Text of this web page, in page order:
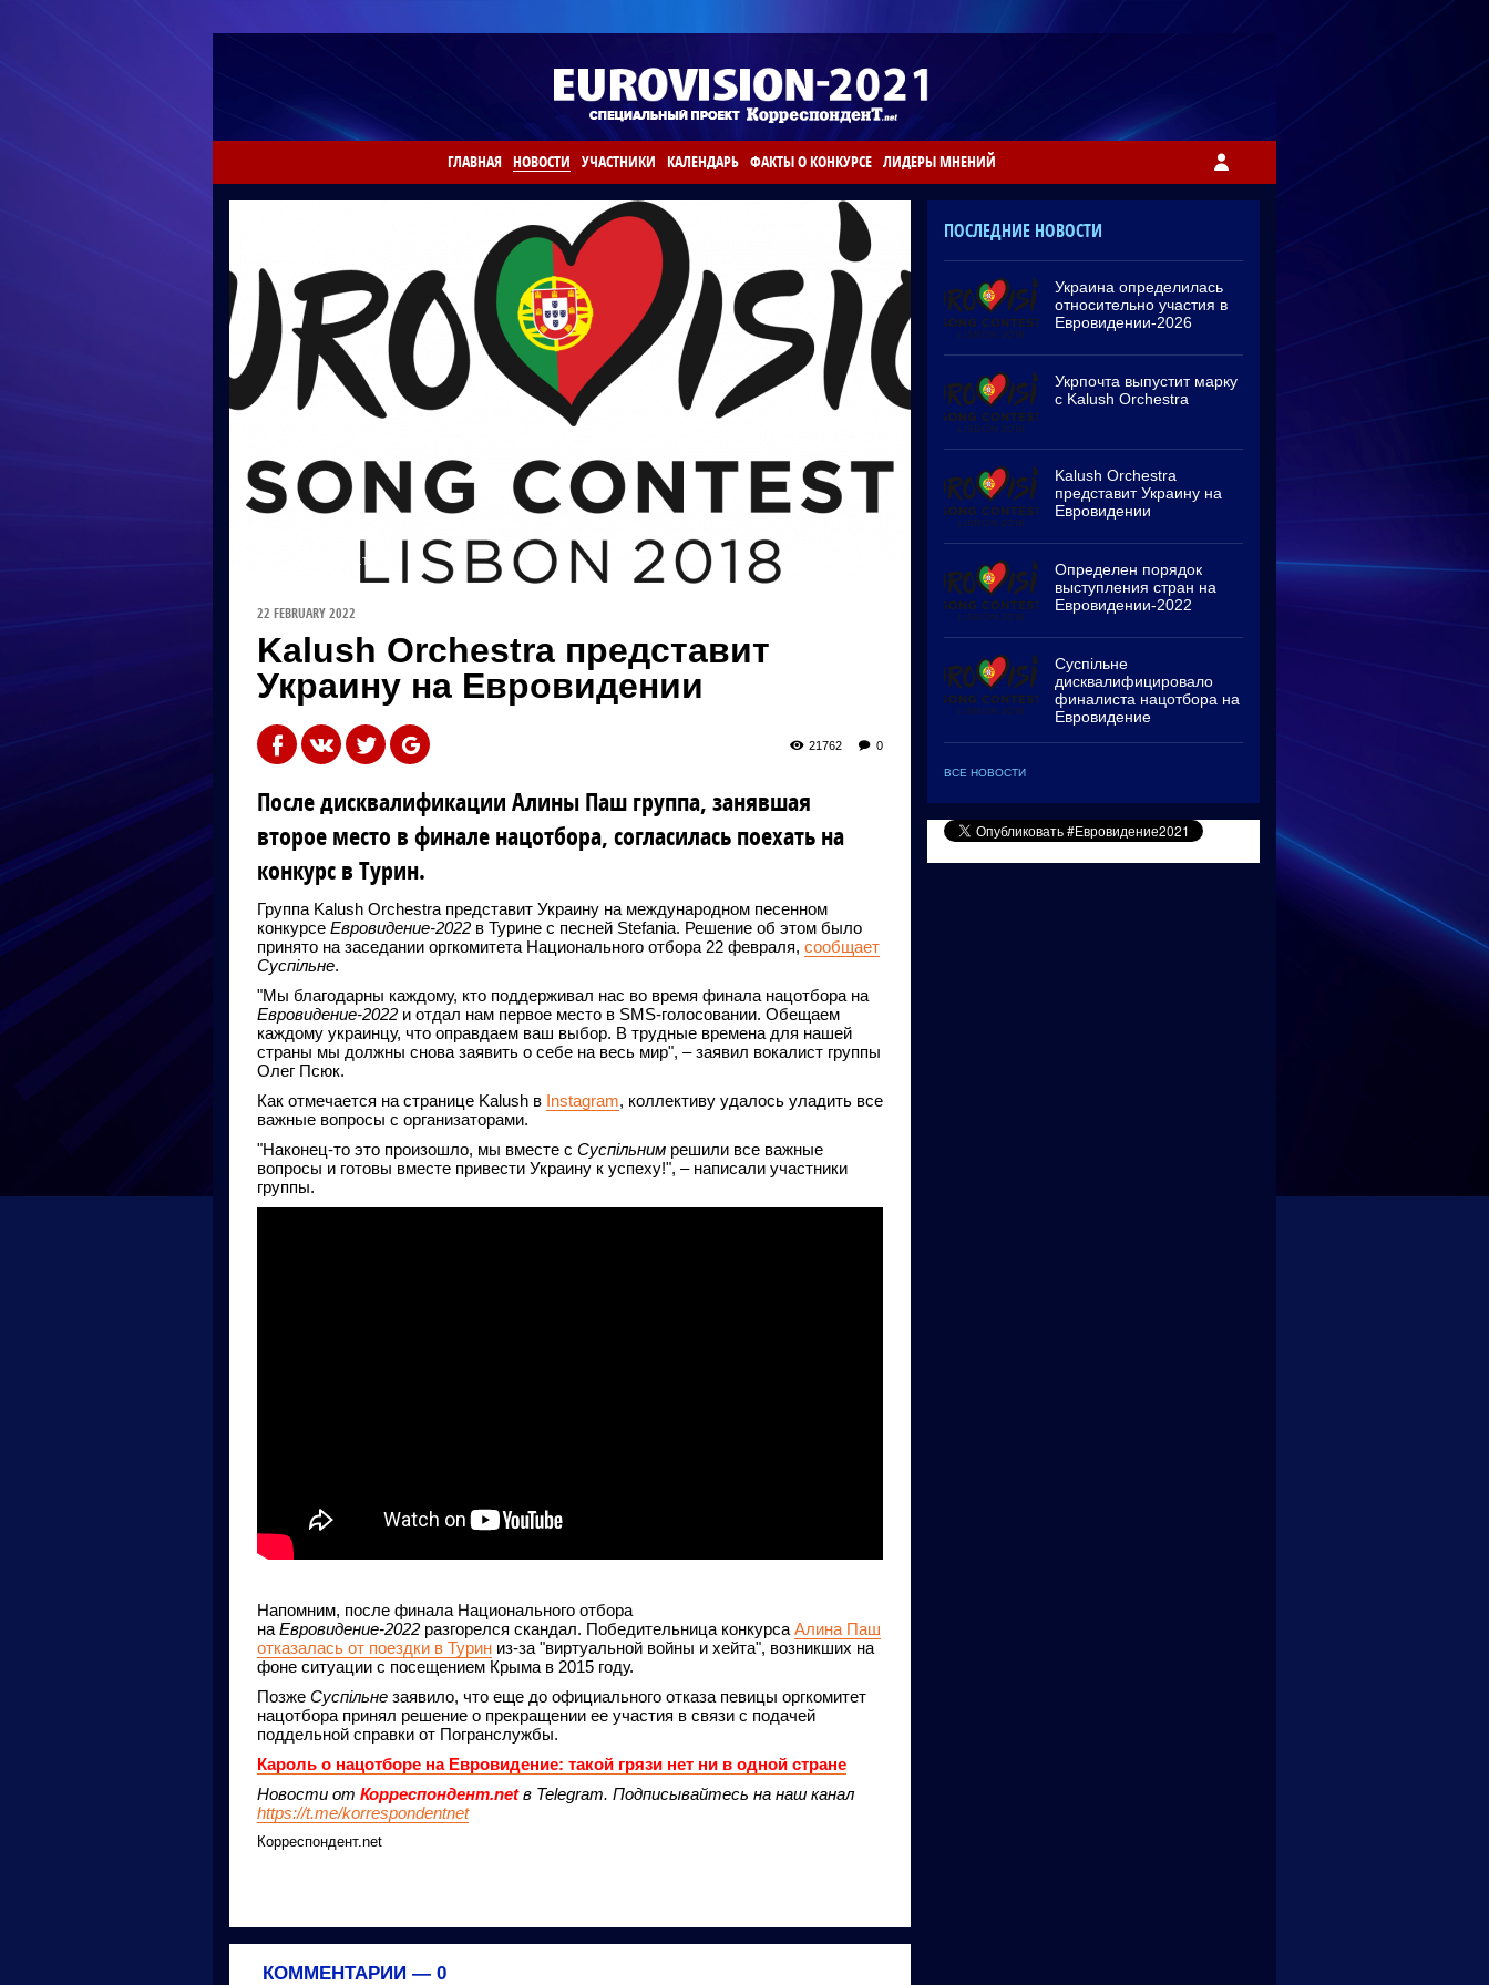
ГЛАВНАЯ НОВОСТИ УЧАСТНИКИ КАЛЕНДАРЬ ФАКТЫ О КОНКУРСЕ ЛИДЕРЫ МНЕНИЙ
ФОТО: EUROVISION.TV
22 FEBRUARY 2022
Kalush Orchestra представит
Украину на Евровидении
21762 0
После дисквалификации Алины Паш группа, занявшая
второе место в финале нацотбора, согласилась поехать на
конкурс в Турин.
Группа Kalush Orchestra представит Украину на международном песенном
конкурсе Евровидение-2022 в Турине с песней Stefania. Решение об этом было
принято на заседании оргкомитета Национального отбора 22 февраля, сообщает
Суспільне.
"Мы благодарны каждому, кто поддерживал нас во время финала нацотбора на
Евровидение-2022 и отдал нам первое место в SMS-голосовании. Обещаем
каждому украинцу, что оправдаем ваш выбор. В трудные времена для нашей
страны мы должны снова заявить о себе на весь мир", – заявил вокалист группы
Олег Псюк.
Как отмечается на странице Kalush в Instagram, коллективу удалось уладить все
важные вопросы с организаторами.
"Наконец-то это произошло, мы вместе с Суспільним решили все важные
вопросы и готовы вместе привести Украину к успеху!", – написали участники
группы.
Напомним, после финала Национального отбора
на Евровидение-2022 разгорелся скандал. Победительница конкурса Алина Паш
отказалась от поездки в Турин из-за "виртуальной войны и хейта", возникших на
фоне ситуации с посещением Крыма в 2015 году.
Позже Суспільне заявило, что еще до официального отказа певицы оргкомитет
нацотбора принял решение о прекращении ее участия в связи с подачей
поддельной справки от Погранслужбы.
Кароль о нацотборе на Евровидение: такой грязи нет ни в одной стране
Новости от Корреспондент.netв Telegram. Подписывайтесь на наш канал
https://t.me/korrespondentnet
Корреспондент.net
КОММЕНТАРИИ — 0
ПОСЛЕДНИЕ НОВОСТИ
Украина определилась
относительно участия в
Евровидении-2026
Укрпочта выпустит марку
с Kalush Orchestra
Kalush Orchestra
представит Украину на
Евровидении
Определен порядок
выступления стран на
Евровидении-2022
Суспільне
дисквалифицировало
финалиста нацотбора на
Евровидение
ВСЕ НОВОСТИ